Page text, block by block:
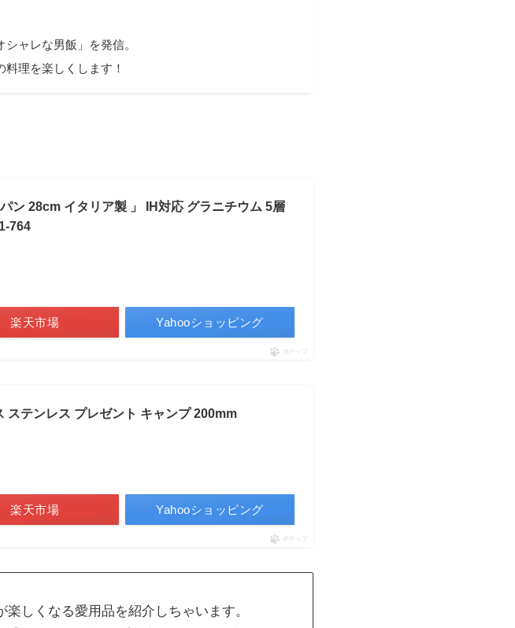
ャレな男飯」を発信。
理を楽しくします！
ン 28cm イタリア製 」 IH対応 グラニチウム 5層
764
楽天市場 Yahooショッピング
ポチップ
テンレス プレゼント キャンプ 200mm
楽天市場 Yahooショッピング
ポチップ
楽しくなる愛用品を紹介しちゃいます。